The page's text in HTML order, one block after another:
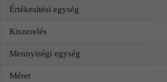
Értékesítési egység
Kiszerelés
Mennyiségi egység
Méret